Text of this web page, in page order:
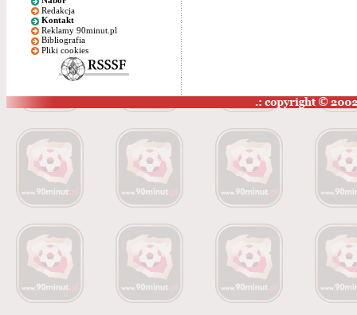
Redakcja
Kontakt
Reklamy 90minut.pl
Bibliografia
Pliki cookies